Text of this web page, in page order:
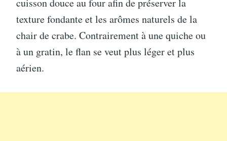
cuisson douce au four afin de préserver la
texture fondante et les arômes naturels de la
chair de crabe. Contrairement à une quiche ou
à un gratin, le flan se veut plus léger et plus
aérien.